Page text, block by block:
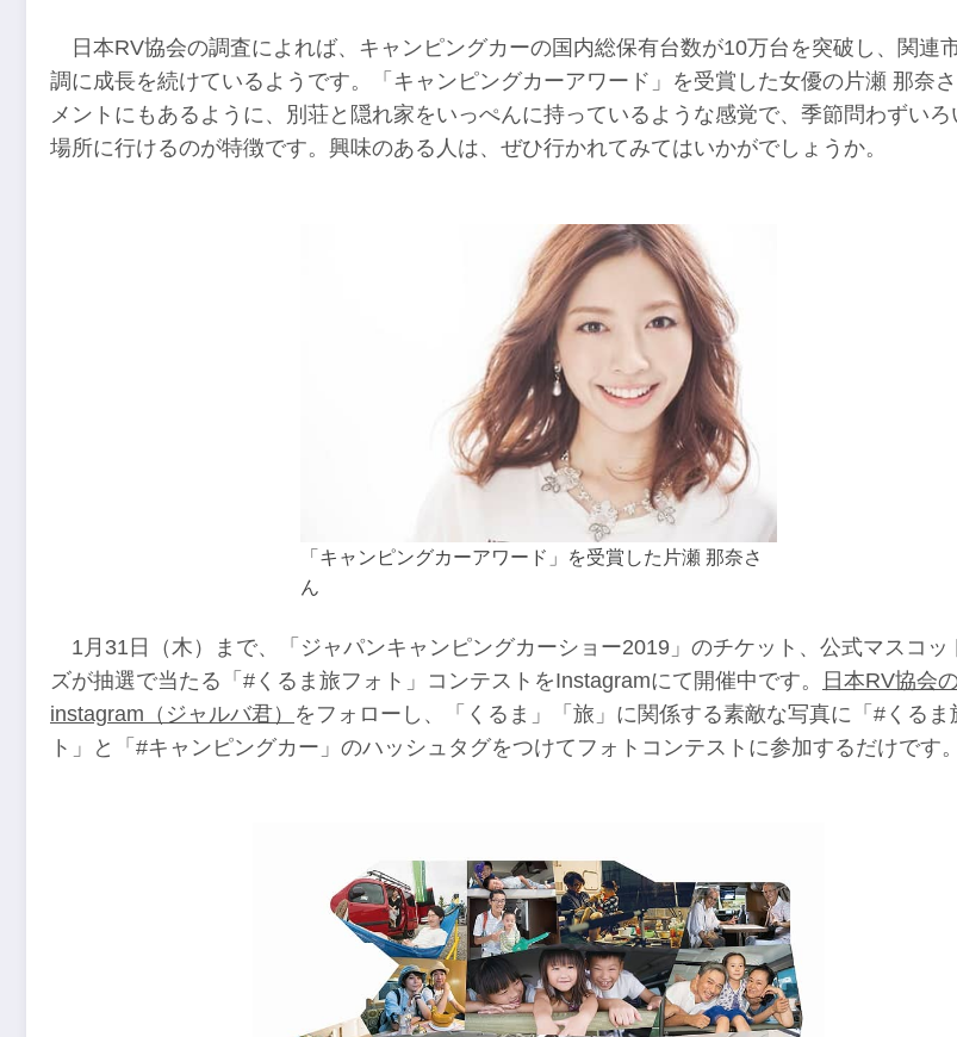
日本RV協会の調査によれば、キャンピングカーの国内総保有台数が10万台を突破し、関連
調に成長を続けているようです。「キャンピングカーアワード」を受賞した女優の片瀬 那奈
メントにもあるように、別荘と隠れ家をいっぺんに持っているような感覚で、季節問わずいろ
場所に行けるのが特徴です。興味のある人は、ぜひ行かれてみてはいかがでしょうか。
「キャンピングカーアワード」を受賞した片瀬 那奈さ
ん
1月31日（木）まで、「ジャパンキャンピングカーショー2019」のチケット、公式マスコッ
ズが抽選で当たる「#くるま旅フォト」コンテストをInstagramにて開催中です。
日本RV協会
instagram（ジャルバ君） をフォローし、「くるま」「旅」に関係する素敵な写真に「#くるま
ト」と「#キャンピングカー」のハッシュタグをつけてフォトコンテストに参加するだけです。